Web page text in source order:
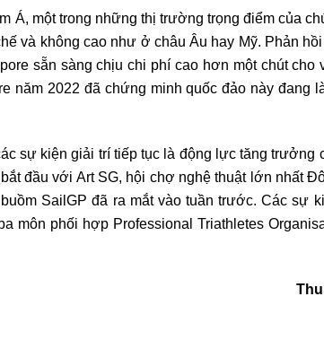
Á, một trong những thị trường trọng điểm của
và không cao như ở châu Âu hay Mỹ. Phản
sẵn sàng chịu chi phí cao hơn một chút cho
năm 2022 đã chứng minh quốc đảo này đang
sự kiện giải trí tiếp tục là động lực tăng trưởng
đầu với Art SG, hội chợ nghệ thuật lớn nhất
SailGP đã ra mắt vào tuần trước. Các sự
môn phối hợp Professional Triathletes